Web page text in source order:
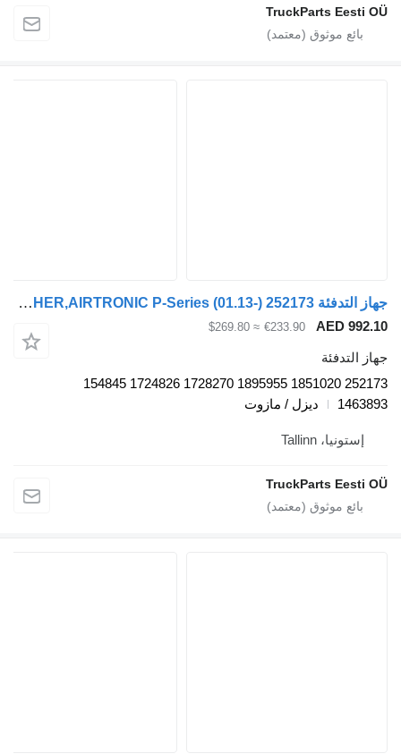
TruckParts
جهاز التدفئة SCANIA,EBERSPÄCHER,AIRTRONIC P-Series (01.13-) 252173 لـ السيارات القاطرة Scania P,G,R,T-series (2004-2017)
€233.90
≈ $269.80
252173 1851020 1895955 1728270 1724826 154845
ديزل / مازوت
TruckParts